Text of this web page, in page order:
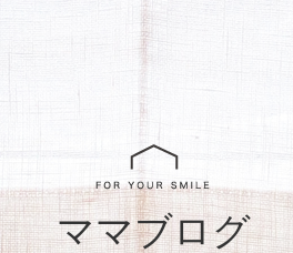
ママブログ